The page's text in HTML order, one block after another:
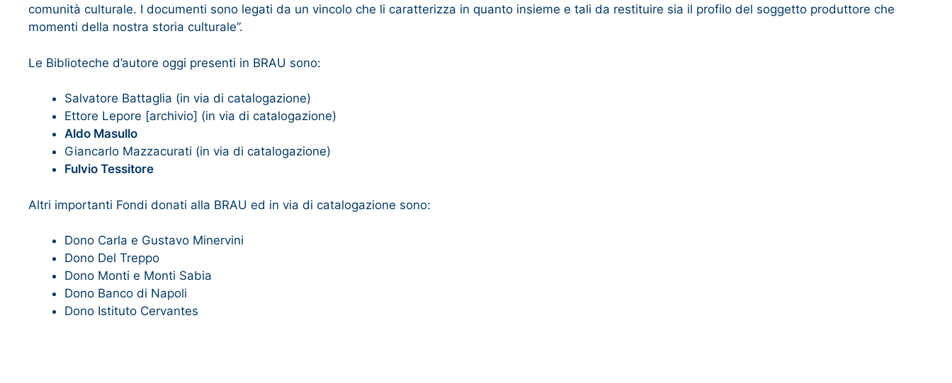
comunità culturale. I documenti sono legati da un vincolo che li caratterizza in quanto insieme e tali da restituire sia il profilo del soggetto produttore che
momenti della nostra storia culturale”.
Le Biblioteche d’autore oggi presenti in BRAU sono:
Salvatore Battaglia (in via di catalogazione)
Ettore Lepore [archivio] (in via di catalogazione)
Aldo Masullo
Giancarlo Mazzacurati (in via di catalogazione)
Fulvio Tessitore
Altri importanti Fondi donati alla BRAU ed in via di catalogazione sono:
Dono Carla e Gustavo Minervini
Dono Del Treppo
Dono Monti e Monti Sabia
Dono Banco di Napoli
Dono Istituto Cervantes